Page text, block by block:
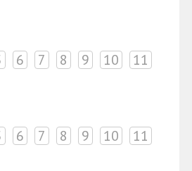
6 7 8 9 10
11
6 7 8 9 10
11